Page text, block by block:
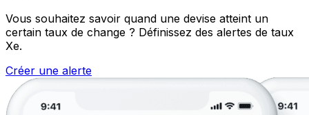
Vous souhaitez savoir quand une devise atteint un
certain taux de change ? Définissez des alertes de taux
Xe.
Créer une alerte